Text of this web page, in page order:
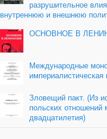
разрушительное
внутреннюю и внешнюю
ОСНОВНОЕ В
Международные
империалистическая
Зловещий пакт. (Из
польских отношений
двадцатилетия)